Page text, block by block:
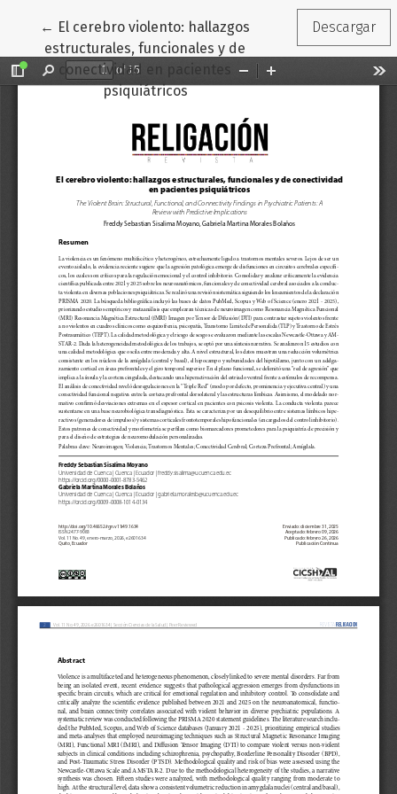
← Volver a los detalles del artículo
El cerebro violento: hallazgos
estructurales, funcionales y de
conectividad en pacientes
psiquiátricos
Descargar